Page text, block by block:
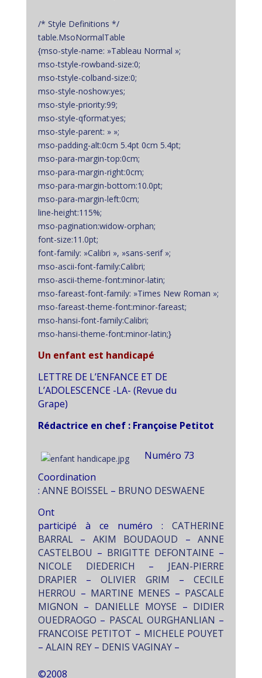
/* Style Definitions */
table.MsoNormalTable
{mso-style-name: »Tableau Normal »;
mso-tstyle-rowband-size:0;
mso-tstyle-colband-size:0;
mso-style-noshow:yes;
mso-style-priority:99;
mso-style-qformat:yes;
mso-style-parent: » »;
mso-padding-alt:0cm 5.4pt 0cm 5.4pt;
mso-para-margin-top:0cm;
mso-para-margin-right:0cm;
mso-para-margin-bottom:10.0pt;
mso-para-margin-left:0cm;
line-height:115%;
mso-pagination:widow-orphan;
font-size:11.0pt;
font-family: »Calibri », »sans-serif »;
mso-ascii-font-family:Calibri;
mso-ascii-theme-font:minor-latin;
mso-fareast-font-family: »Times New Roman »;
mso-fareast-theme-font:minor-fareast;
mso-hansi-font-family:Calibri;
mso-hansi-theme-font:minor-latin;}
Un enfant est handicapé
LETTRE DE L’ENFANCE ET DE
L’ADOLESCENCE -LA- (Revue du
Grape)
Rédactrice en chef : Françoise Petitot
Numéro 73
Coordination
: ANNE BOISSEL– BRUNO DESWAENE
Ont
participé à ce numéro :CATHERINE
BARRAL– AKIM BOUDAOUD –ANNE
CASTELBOU – BRIGITTE DEFONTAINE –
NICOLE DIEDERICH – JEAN-PIERRE
DRAPIER–OLIVIER GRIM –CECILE
HERROU – MARTINE MENES – PASCALE
MIGNON – DANIELLE MOYSE – DIDIER
OUEDRAOGO – PASCAL OURGHANLIAN –
FRANCOISE PETITOT – MICHELE POUYET
– ALAIN REY– DENIS VAGINAY–
©2008